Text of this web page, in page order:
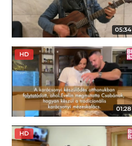
05:34
HD
01:28
HD